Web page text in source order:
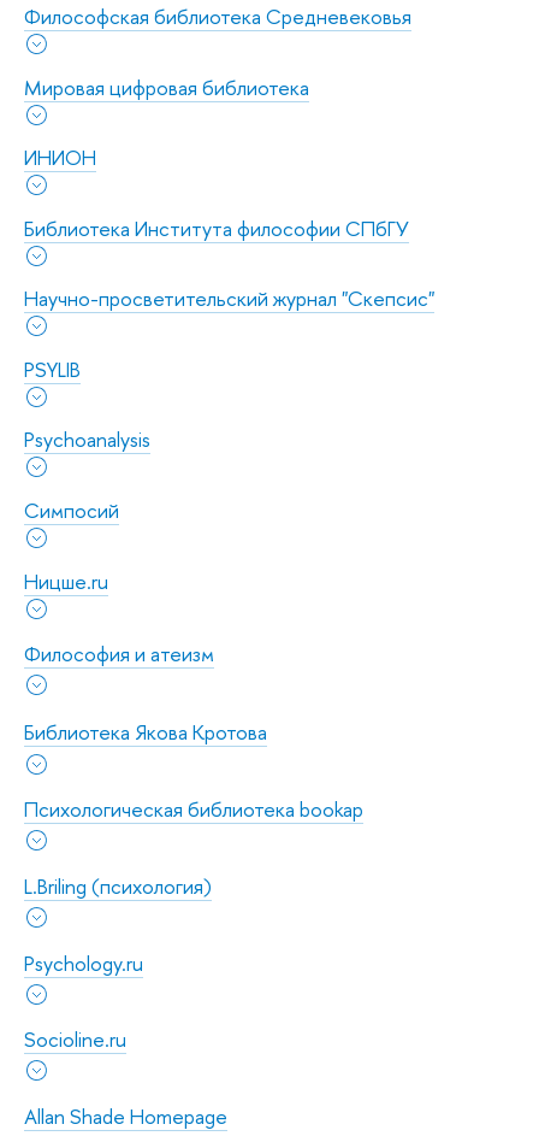
Философская библиотека Средневековья
Мировая цифровая библиотека
ИНИОН
Библиотека Института философии СПбГУ
Научно-просветительский журнал "Скепсис"
PSYLIB
Psychoanalysis
Симпосий
Ницше.ru
Философия и атеизм
Библиотека Якова Кротова
Психологическая библиотека bookap
L.Briling (психология)
Psychology.ru
Socioline.ru
Allan Shade Homepage